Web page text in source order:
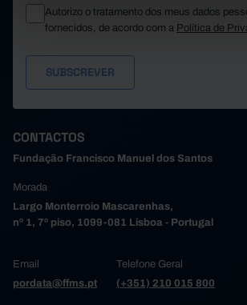
Autorizo o tratamento dos meus dados
fornecidos, de acordo com a Política de
CONTACTOS
Fundação Francisco Manuel dos Santos
Morada
Largo Monterroio Mascarenhas,
nº 1, 7º piso, 1099-081 Lisboa - Portugal
Email
pordata@ffms.pt
Telefone Geral
(+351) 210 015 800